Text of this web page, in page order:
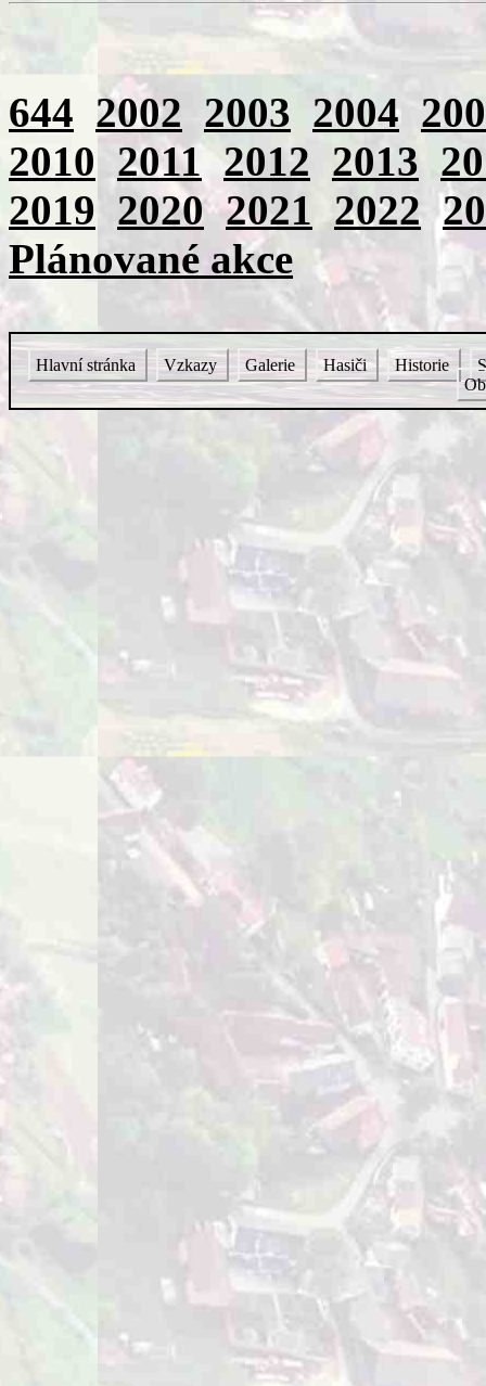
644 2002 2003 2004
2010 2011 2012 2013
2019 2020 2021 2022
Plánované akce
Hlavní stránka Vzkazy Galerie Hasiči Historie